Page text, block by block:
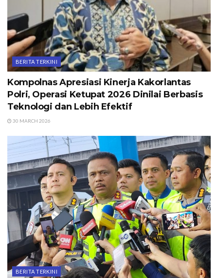
BERITA TERKINI
Kompolnas Apresiasi Kinerja Kakorlantas
Polri, Operasi Ketupat 2026 Dinilai Berbasis
Teknologi dan Lebih Efektif
30 MARCH 2026
BERITA TERKINI